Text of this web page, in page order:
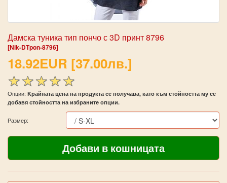
Дамска туника тип пончо с 3D принт 8796
[Nik-DTpon-8796]
18.92EUR [37.00лв.]
Опции: Kрайната цена на продукта се получава, като към стойността му се
добавя стойността на избраните опции.
Размер: